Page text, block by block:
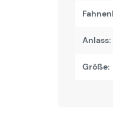
Anlass:
Größe: